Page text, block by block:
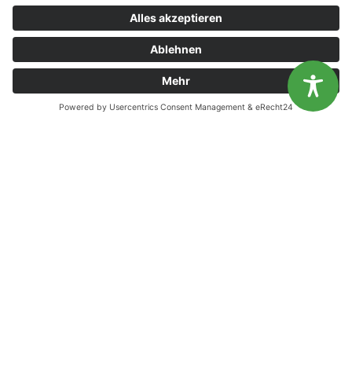
BARRIEREFREIHEITSERKLAERUNG
Unsere Öffnungszeiten
9:00 - 12:00 Uhr | 13:00 - 15:00 Uhr
Diese Website benutzt Cookies. Wenn du die Website weiter
nutzt, gehen wir von deinem Einverständnis aus.
OK
Nein